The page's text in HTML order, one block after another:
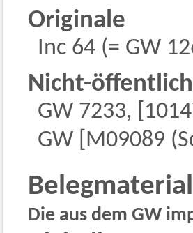
Originale
Inc 64 (= GW
Nicht-
GW 7233,
GW [M09089
Die aus dem GW